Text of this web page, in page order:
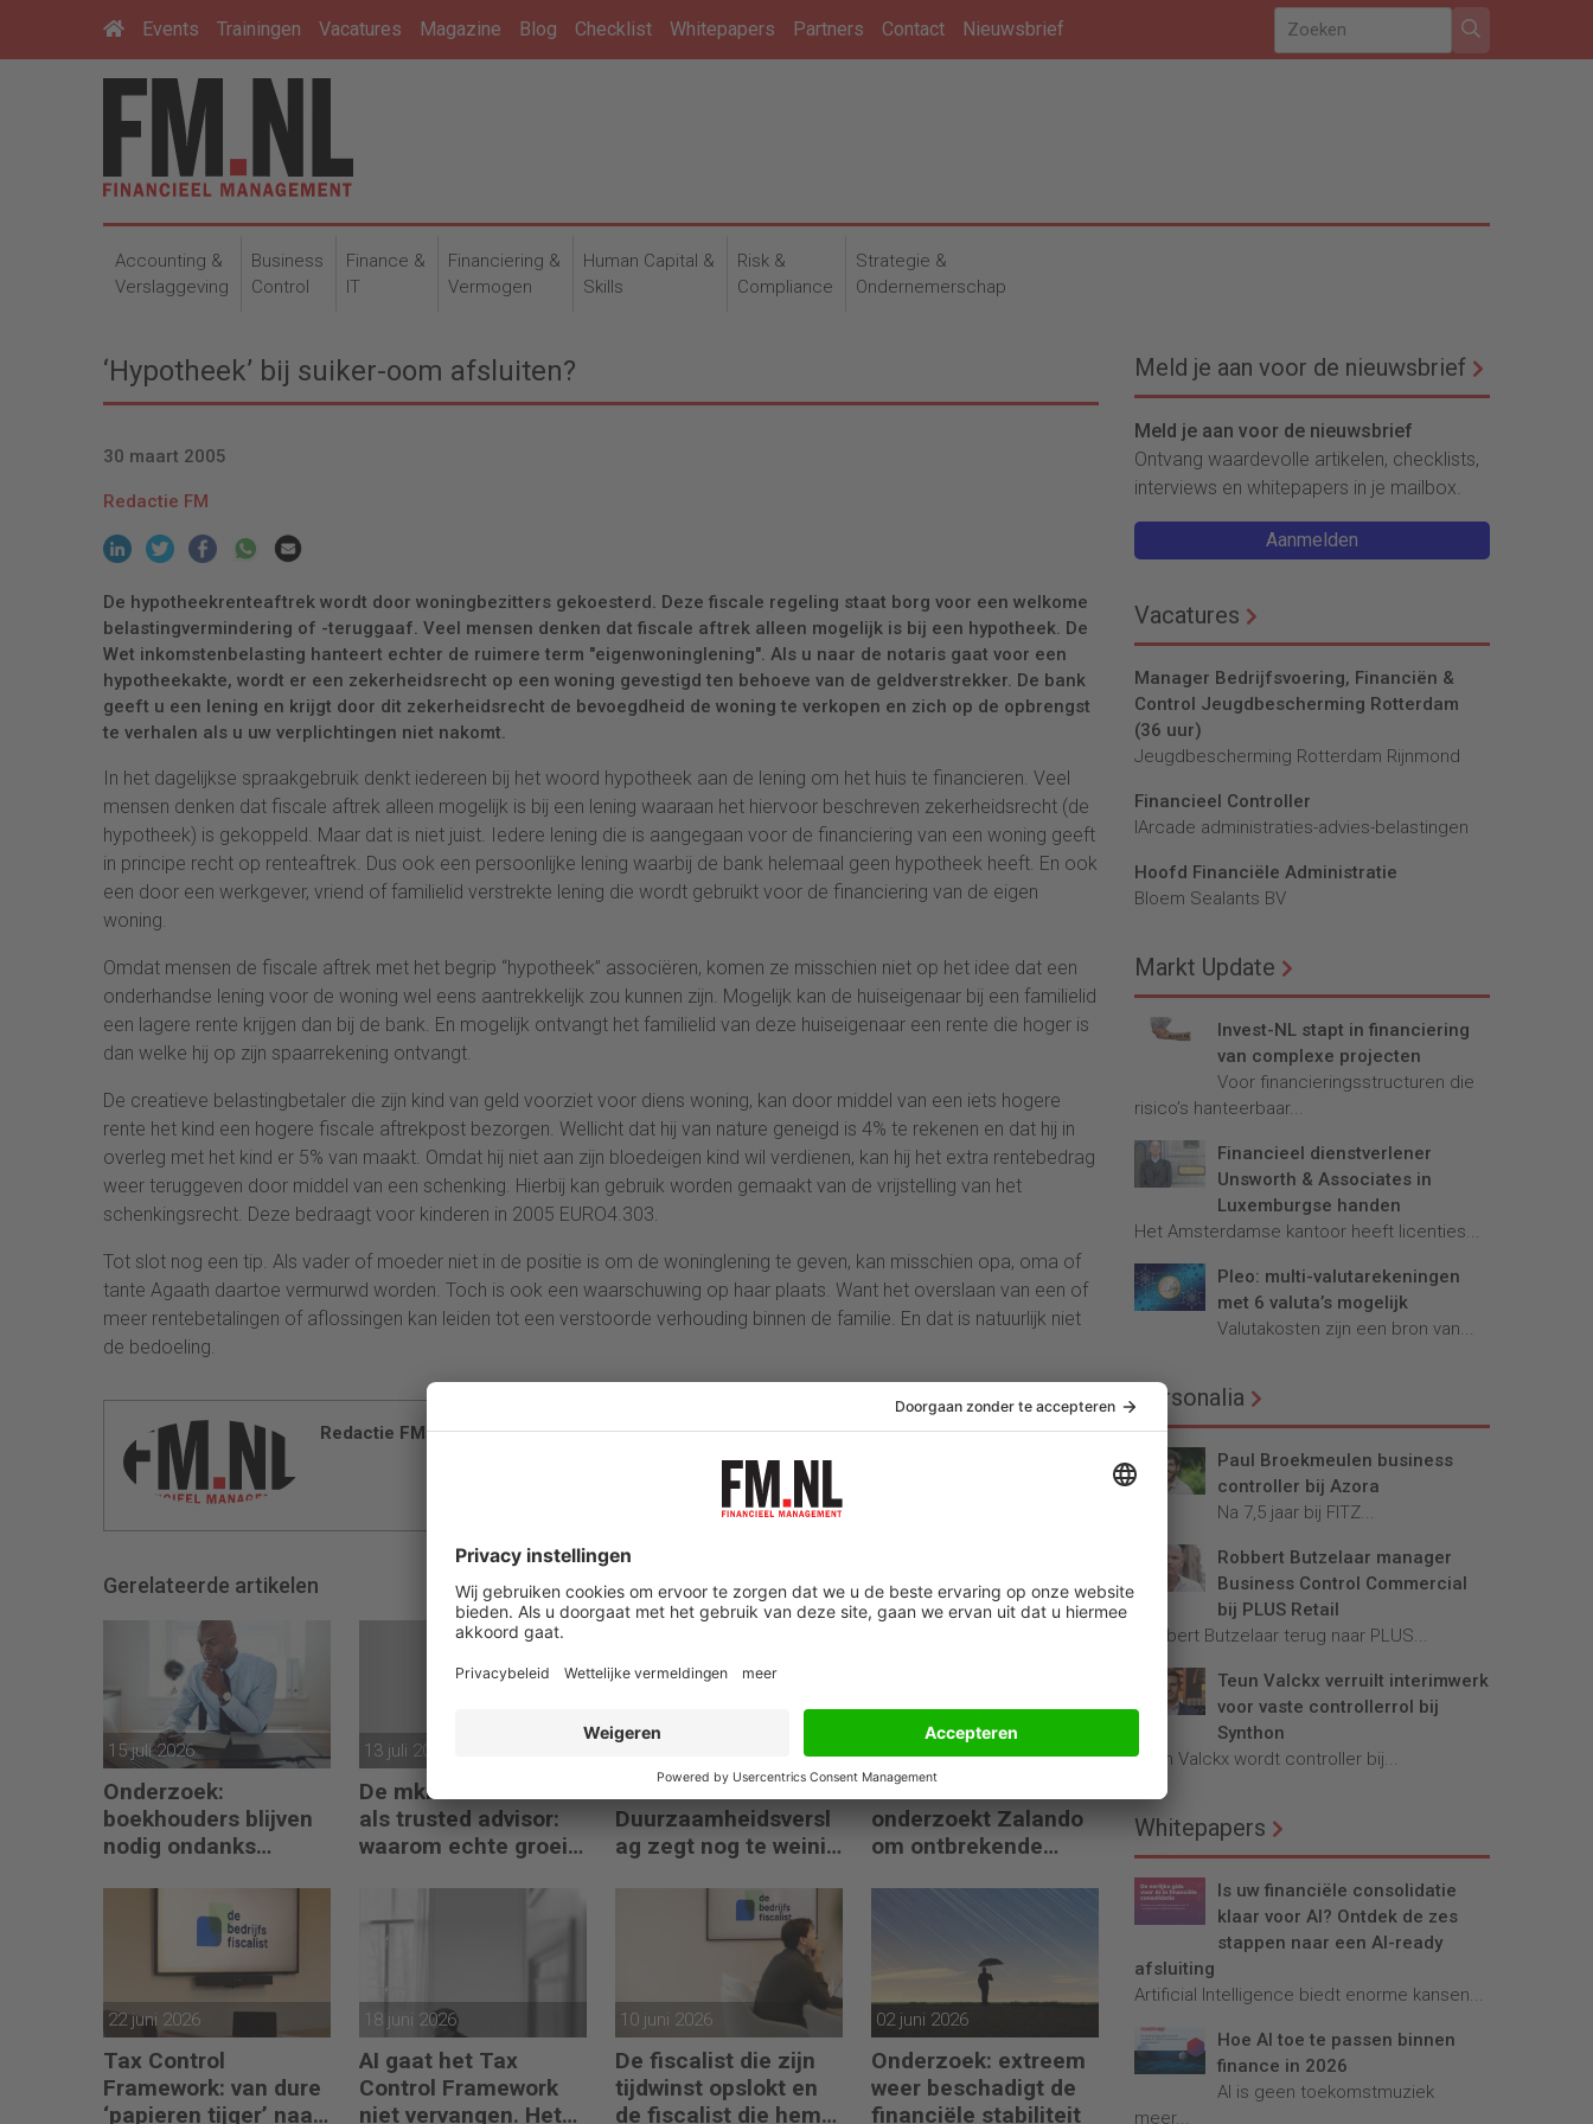
Events Trainingen Vacatures Magazine Blog Checklist Whitepapers Partners Contact Nieuwsbrief
Accounting &
Verslaggeving
Business
Control
Finance &
IT
Financiering &
Vermogen
Human Capital &
Skills
Risk &
Compliance
Strategie &
Ondernemerschap
‘Hypotheek’ bij suiker-oom afsluiten?
30 maart 2005
Redactie FM
De hypotheekrenteaftrek wordt door woningbezitters gekoesterd. Deze fiscale regeling staat borg voor een welkome
belastingvermindering of -teruggaaf. Veel mensen denken dat fiscale aftrek alleen mogelijk is bij een hypotheek. De
Wet inkomstenbelasting hanteert echter de ruimere term "eigenwoninglening". Als u naar de notaris gaat voor een
hypotheekakte, wordt er een zekerheidsrecht op een woning gevestigd ten behoeve van de geldverstrekker. De bank
geeft u een lening en krijgt door dit zekerheidsrecht de bevoegdheid de woning te verkopen en zich op de opbrengst
te verhalen als u uw verplichtingen niet nakomt.
In het dagelijkse spraakgebruik denkt iedereen bij het woord hypotheek aan de lening om het huis te financieren. Veel
mensen denken dat fiscale aftrek alleen mogelijk is bij een lening waaraan het hiervoor beschreven zekerheidsrecht (de
hypotheek) is gekoppeld. Maar dat is niet juist. Iedere lening die is aangegaan voor de financiering van een woning geeft
in principe recht op renteaftrek. Dus ook een persoonlijke lening waarbij de bank helemaal geen hypotheek heeft. En ook
een door een werkgever, vriend of familielid verstrekte lening die wordt gebruikt voor de financiering van de eigen
woning.
Omdat mensen de fiscale aftrek met het begrip “hypotheek” associëren, komen ze misschien niet op het idee dat een
onderhandse lening voor de woning wel eens aantrekkelijk zou kunnen zijn. Mogelijk kan de huiseigenaar bij een familielid
een lagere rente krijgen dan bij de bank. En mogelijk ontvangt het familielid van deze huiseigenaar een rente die hoger is
dan welke hij op zijn spaarrekening ontvangt.
De creatieve belastingbetaler die zijn kind van geld voorziet voor diens woning, kan door middel van een iets hogere
rente het kind een hogere fiscale aftrekpost bezorgen. Wellicht dat hij van nature geneigd is 4% te rekenen en dat hij in
overleg met het kind er 5% van maakt. Omdat hij niet aan zijn bloedeigen kind wil verdienen, kan hij het extra rentebedrag
weer teruggeven door middel van een schenking. Hierbij kan gebruik worden gemaakt van de vrijstelling van het
schenkingsrecht. Deze bedraagt voor kinderen in 2005 EURO4.303.
Tot slot nog een tip. Als vader of moeder niet in de positie is om de woninglening te geven, kan misschien opa, oma of
tante Agaath daartoe vermurwd worden. Toch is ook een waarschuwing op haar plaats. Want het overslaan van een of
meer rentebetalingen of aflossingen kan leiden tot een verstoorde verhouding binnen de familie. En dat is natuurlijk niet
de bedoeling.
Redactie FM
Gerelateerde artikelen
15 juli 2026
Onderzoek:
boekhouders blijven
nodig ondanks
13 juli 2026
De mkb-accountant
als trusted advisor:
waarom echte groei
Duurzaamheidsversl
ag zegt nog te weinig
Duitse waakhond
onderzoekt Zalando
om ontbrekende
22 juni 2026
Tax Control
Framework: van dure
‘papieren tijger’ naar
18 juni 2026
AI gaat het Tax
Control Framework
niet vervangen. Het
10 juni 2026
De fiscalist die zijn
tijdwinst opslokt en
de fiscalist die hem
02 juni 2026
Onderzoek: extreem
weer beschadigt de
financiële stabiliteit
Meld je aan voor de nieuwsbrief
Meld je aan voor de nieuwsbrief
Ontvang waardevolle artikelen, checklists,
interviews en whitepapers in je mailbox.
Aanmelden
Vacatures
Manager Bedrijfsvoering, Financiën &
Control Jeugdbescherming Rotterdam
(36 uur)
Jeugdbescherming Rotterdam Rijnmond
Financieel Controller
lArcade administraties-advies-belastingen
Hoofd Financiële Administratie
Bloem Sealants BV
Markt Update
Invest-NL stapt in financiering
van complexe projecten
Voor financieringsstructuren die
risico’s hanteerbaar...
Financieel dienstverlener
Unsworth & Associates in
Luxemburgse handen
Het Amsterdamse kantoor heeft licenties...
Pleo: multi-valutarekeningen
met 6 valuta’s mogelijk
Valutakosten zijn een bron van...
Personalia
Paul Broekmeulen business
controller bij Azora
Na 7,5 jaar bij FITZ...
Robbert Butzelaar manager
Business Control Commercial
bij PLUS Retail
Robbert Butzelaar terug naar PLUS...
Teun Valckx verruilt interimwerk
voor vaste controllerrol bij
Synthon
Teun Valckx wordt controller bij...
Whitepapers
Is uw financiële consolidatie
klaar voor AI? Ontdek de zes
stappen naar een AI-ready
afsluiting
Artificial Intelligence biedt enorme kansen...
Hoe AI toe te passen binnen
finance in 2026
AI is geen toekomstmuziek
meer...